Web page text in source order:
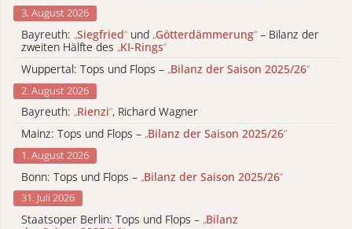
3. August 2026
Bayreuth: „Siegfried“ und „Götterdämmerung“ – Bilanz der
zweiten Hälfte des „KI-Rings“
Wuppertal: Tops und Flops – „Bilanz der Saison 2025/26“
2. August 2026
Bayreuth: „Rienzi“, Richard Wagner
Mainz: Tops und Flops – „Bilanz der Saison 2025/26“
1. August 2026
Bonn: Tops und Flops – „Bilanz der Saison 2025/26“
31. Juli 2026
Staatsoper Berlin: Tops und Flops – „Bilanz